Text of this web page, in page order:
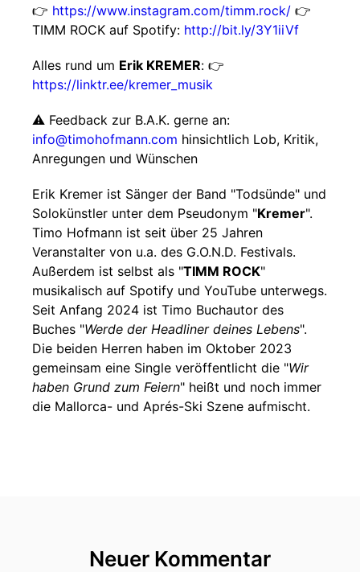
👉 https://www.instagram.com/timm.rock/ 👉
TIMM ROCK auf Spotify: http://bit.ly/3Y1iiVf
Alles rund um Erik KREMER: 👉
https://linktr.ee/kremer_musik
⚠️ Feedback zur B.A.K. gerne an:
info@timohofmann.com hinsichtlich Lob, Kritik,
Anregungen und Wünschen
Erik Kremer ist Sänger der Band "Todsünde" und
Solokünstler unter dem Pseudonym "Kremer".
Timo Hofmann ist seit über 25 Jahren
Veranstalter von u.a. des G.O.N.D. Festivals.
Außerdem ist selbst als "TIMM ROCK"
musikalisch auf Spotify und YouTube unterwegs.
Seit Anfang 2024 ist Timo Buchautor des
Buches "Werde der Headliner deines Lebens".
Die beiden Herren haben im Oktober 2023
gemeinsam eine Single veröffentlicht die "Wir
haben Grund zum Feiern" heißt und noch immer
die Mallorca- und Aprés-Ski Szene aufmischt.
Neuer Kommentar